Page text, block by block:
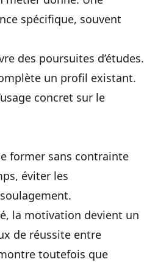
spécifique, souvent
des poursuites d’études.
un profil existant.
concret sur le
former sans contrainte
éviter les
la motivation devient un
de réussite entre
toutefois que